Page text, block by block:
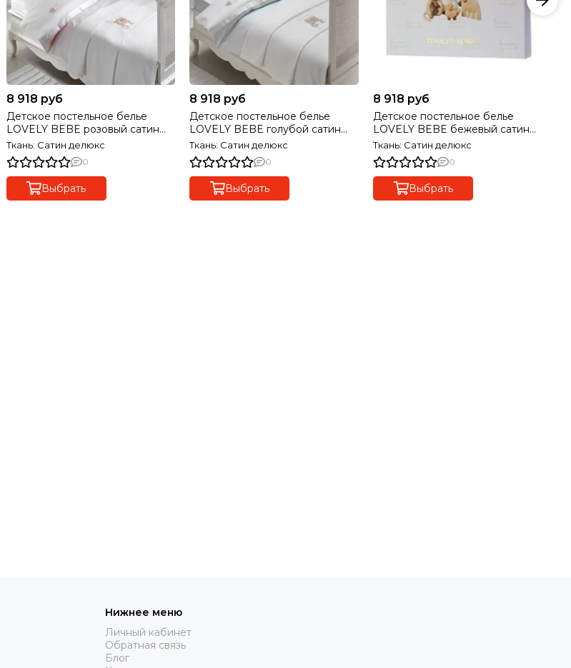
8 918 руб
Детское постельное белье
LOVELY BEBE розовый сатин
делюкс TIVOLYO HOME Турция
Ткань: Сатин делюкс
0
Выбрать
8 918 руб
Детское постельное белье
LOVELY BEBE голубой сатин
делюкс TIVOLYO HOME Турция
Ткань: Сатин делюкс
0
Выбрать
8 918 руб
Детское постельное белье
LOVELY BEBE бежевый сатин
делюкс TIVOLYO HOME Турция
Ткань: Сатин делюкс
0
Выбрать
Нижнее меню
Личный кабинет
Обратная связь
Блог